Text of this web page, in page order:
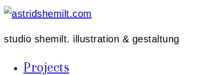
studio shemilt. illustration & gestaltung
Projects